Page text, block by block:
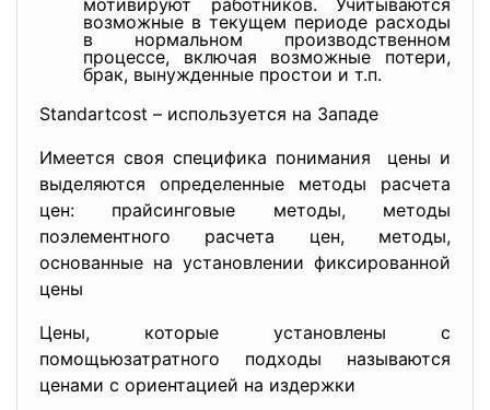
мотивируют работников. Учитываются
возможные в текущем периоде расходы
в нормальном производственном
процессе, включая возможные потери,
брак, вынужденные простои и т.п.
Standartcost – используется на Западе
Имеется своя специфика понимания цены и
выделяются определенные методы расчета
цен: прайсинговые методы, методы
поэлементного расчета цен, методы,
основанные на установлении фиксированной
цены
Цены, которые установлены с
помощьюзатратного подходы называются
ценами с ориентацией на издержки